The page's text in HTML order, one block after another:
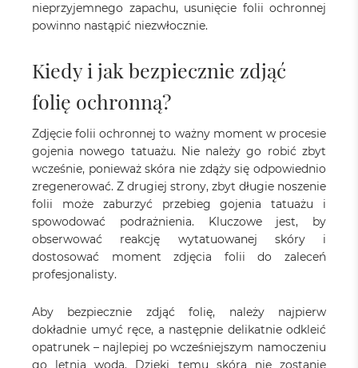
nieprzyjemnego zapachu, usunięcie folii ochronnej
powinno nastąpić niezwłocznie.
Kiedy i jak bezpiecznie zdjąć
folię ochronną?
Zdjęcie folii ochronnej to ważny moment w procesie
gojenia nowego tatuażu. Nie należy go robić zbyt
wcześnie, ponieważ skóra nie zdąży się odpowiednio
zregenerować. Z drugiej strony, zbyt długie noszenie
folii może zaburzyć przebieg gojenia tatuażu i
spowodować podrażnienia. Kluczowe jest, by
obserwować reakcję wytatuowanej skóry i
dostosować moment zdjęcia folii do zaleceń
profesjonalisty.
Aby bezpiecznie zdjąć folię, należy najpierw
dokładnie umyć ręce, a następnie delikatnie odkleić
opatrunek – najlepiej po wcześniejszym namoczeniu
go letnią wodą. Dzięki temu skóra nie zostanie